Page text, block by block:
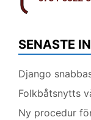
SENASTE
Django
Folkbåtsnytts
Ny procedur